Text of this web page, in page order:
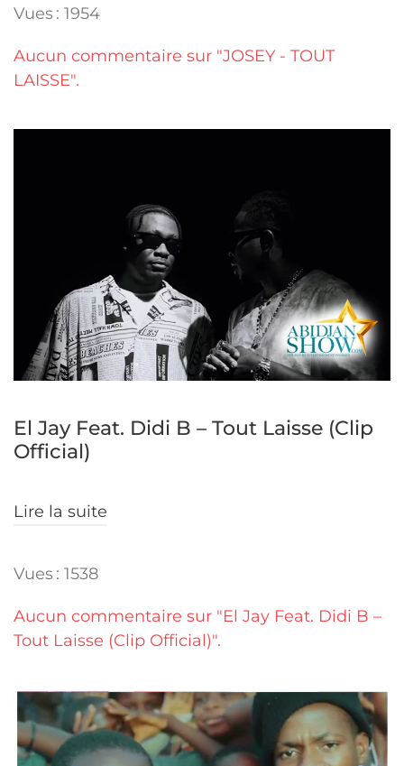
Vues : 1954
Aucun commentaire sur "JOSEY - TOUT
LAISSE".
El Jay Feat. Didi B – Tout Laisse (Clip
Official)
Lire la suite
Vues : 1538
Aucun commentaire sur "El Jay Feat. Didi B –
Tout Laisse (Clip Official)".